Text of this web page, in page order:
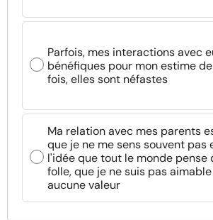
Parfois, mes interactions avec
bénéfiques pour mon estime
fois, elles sont néfastes
Ma relation avec mes parents
que je ne me sens souvent pas
l'idée que tout le monde pense
folle, que je ne suis pas
aucune valeur